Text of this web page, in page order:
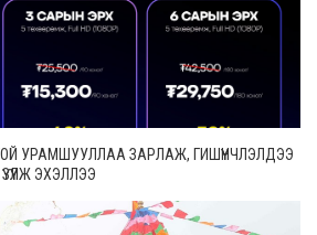
УРАМШУУЛЛАА ЗАРЛАЖ, ГИШҮҮНЧЛЭЛДЭЭ
ЭХЭЛЛЭЭ